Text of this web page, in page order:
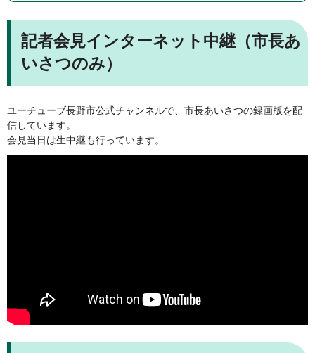
記者会見インターネット中継（市長あ
いさつのみ）
ユーチューブ長野市公式チャンネルで、市長あいさつの録画版を配
信しています。
会見当日は生中継も行っています。